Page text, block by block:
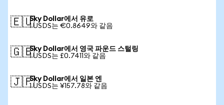
🇪🇺Sky Dollar에서 유로
1 USDS는 €0.8649와 같음
🇬🇧Sky Dollar에서 영국 파운드 스털링
1 USDS는 £0.7411와 같음
🇯🇵Sky Dollar에서 일본 엔
1 USDS는 ¥157.78와 같음